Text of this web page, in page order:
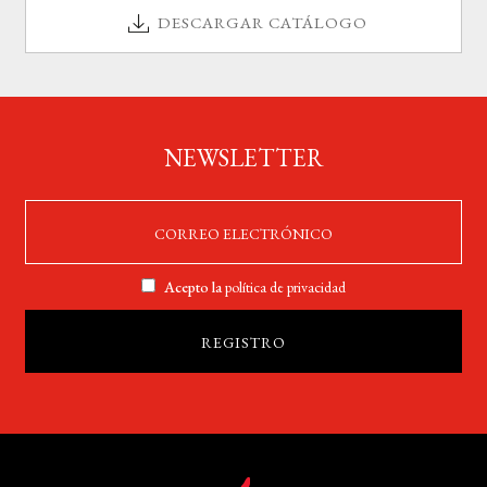
DESCARGAR CATÁLOGO
NEWSLETTER
Acepto lapolítica de privacidad